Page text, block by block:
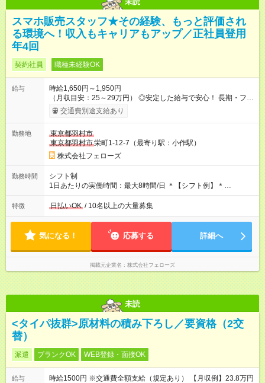
スマホ販売スタッフ★その経験、もっと評価され
る環境へ！収入もキャリアもアップ／正社員登用
年4回
契約社員 職種未経験OK
給与
時給1,650円～1,950円
（月収目安：25～29万円） ◎安定した給与で安心！ 長期・フル
タイムで勤務いただける方にお越しいただきたいと思っていま
す。シフトが削られることはないので、安定した給与が入りま
たいという人もいると思います。このあたりは柔軟に対応する
ので、お気軽にご相談ください！ ※2ヶ月の試用期間がありま
す。その間の給与・待遇に変更はありません。 【試用期間】試
用期間あり 試用期間の長さ：2ヶ月 雇用形態、給与は本採用時
と同じです。
交通費別途支給あり
勤務地
東京都羽村市
東京都羽村市栄町1-12-7（最寄り駅：小作駅）
株式会社フェローズ
勤務時間
シフト制
1日あたりの実働時間：最大8時間/日 ＊【シフト例】＊
(1) 10:00～19:00 (2) 11:00～20:00 (3) 12:00～21:00 など ◎
いずれも実働8時間・休憩1時間です。中抜けシフトなどはあり
たい」などあれば相談に応じますのでおっしゃってください！
特徴 日払いOK / 10名以上の大量募集
気になる！ 応募する 詳細へ
掲載元企業名 株式会社フェローズ
未読
<タイパ抜群>原材料の積み下ろし／要資格（2交
替）
派遣 ブランクOK WEB登録・面接OK
給与
時給1500円 ※交通費全額支給（規定あり） 【月収例】23.8万円